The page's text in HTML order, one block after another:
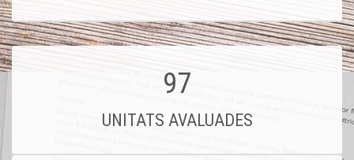
97
UNITATS AVALUADES